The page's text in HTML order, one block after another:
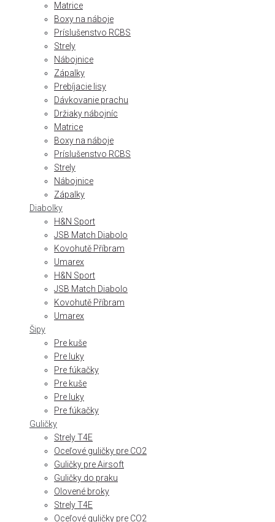
Matrice
Boxy na náboje
Príslušenstvo RCBS
Strely
Nábojnice
Zápalky
Prebíjacie lisy
Dávkovanie prachu
Držiaky nábojníc
Matrice
Boxy na náboje
Príslušenstvo RCBS
Strely
Nábojnice
Zápalky
Diabolky
H&N Sport
JSB Match Diabolo
Kovohutě Příbram
Umarex
H&N Sport
JSB Match Diabolo
Kovohutě Příbram
Umarex
Šipy
Pre kuše
Pre luky
Pre fúkačky
Pre kuše
Pre luky
Pre fúkačky
Guličky
Strely T4E
Oceľové guličky pre CO2
Guličky pre Airsoft
Guličky do praku
Olovené broky
Strely T4E
Oceľové guličky pre CO2